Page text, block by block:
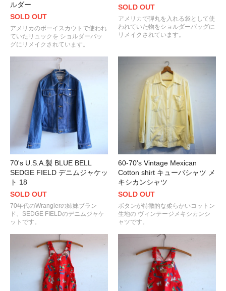
ルダー
SOLD OUT
アメリカのボーイスカウトで使われ
ていたリュックを ショルダーバッ
グにリメイクされています。
SOLD OUT
アメリカで弾丸を入れる袋として使
われていた物をショルダーバッグに
リメイクされています。
70's U.S.A.製 BLUE BELL
SEDGE FIELD デニムジャケッ
ト 18
SOLD OUT
70年代のWranglerの姉妹ブラン
ド、SEDGE FIELDのデニムジャケ
ットです。
60-70's Vintage Mexican
Cotton shirt キューバシャツ メ
キシカンシャツ
SOLD OUT
ボタンが特徴的な柔らかいコットン
生地の ヴィンテージメキシカンシ
ャツです。